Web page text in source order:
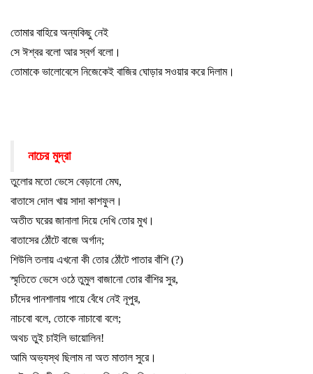
তোমার বাহিরে অন্যকিছু নেই
সে ঈশ্বর বলো আর স্বর্গ বলো ।
তোমাকে ভালোবেসে নিজেকেই বাজির ঘোড়ার সওয়ার করে দিলাম।
নাচের মুদ্রা
তুলোর মতো ভেসে বেড়ানো মেঘ,
বাতাসে দোল খায় সাদা কাশফুল।
অতীত ঘরের জানালা দিয়ে দেখি তোর মুখ।
বাতাসের ঠোঁটে বাজে অর্গান;
শিউলি তলায় এখনো কী তোর ঠোঁটে পাতার বাঁশি (?)
স্মৃতিতে ভেসে ওঠে তুমুল বাজানো তোর বাঁশির সুর,
চাঁদের পানশালায় পায়ে বেঁধে নেই নূপুর,
নাচবো বলে, তোকে নাচাবো বলে;
অথচ তুই চাইলি ভায়োলিন!
আমি অভ্যস্থ ছিলাম না অত মাতাল সুরে।